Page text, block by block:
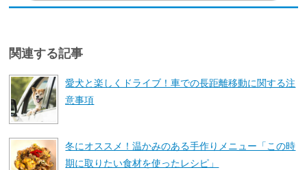
関連する記事
愛犬と楽しくドライブ！車での長距離移動に関する注
意事項
冬にオススメ！温かみのある手作りメニュー「この時
期に取りたい食材を使ったレシピ」